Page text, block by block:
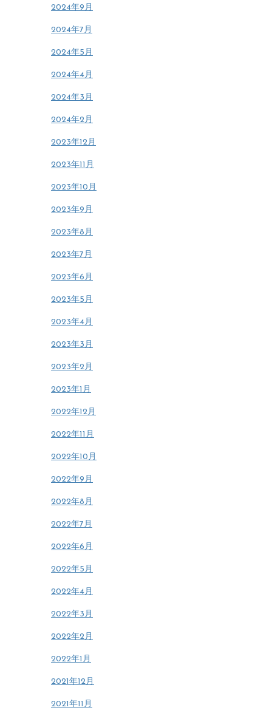
2024年9月
2024年7月
2024年5月
2024年4月
2024年3月
2024年2月
2023年12月
2023年11月
2023年10月
2023年9月
2023年8月
2023年7月
2023年6月
2023年5月
2023年4月
2023年3月
2023年2月
2023年1月
2022年12月
2022年11月
2022年10月
2022年9月
2022年8月
2022年7月
2022年6月
2022年5月
2022年4月
2022年3月
2022年2月
2022年1月
2021年12月
2021年11月